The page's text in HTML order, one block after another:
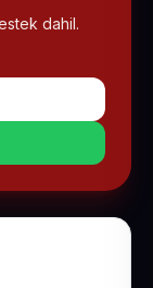
dahil.